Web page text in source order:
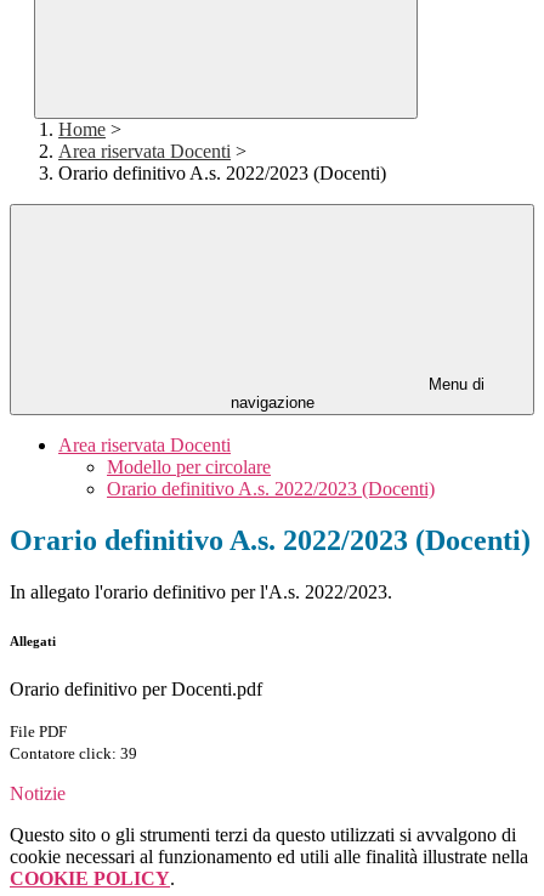
Home >
Area riservata Docenti >
Orario definitivo A.s. 2022/2023 (Docenti)
Menu di
navigazione
Area riservata Docenti
Modello per circolare
Orario definitivo A.s. 2022/2023 (Docenti)
Orario definitivo A.s. 2022/2023 (Docenti)
In allegato l'orario definitivo per l'A.s. 2022/2023.
Allegati
Orario definitivo per Docenti.pdf
File PDF
Contatore click: 39
Notizie
Questo sito o gli strumenti terzi da questo utilizzati si avvalgono di
cookie necessari al funzionamento ed utili alle finalità illustrate nella
COOKIE POLICY.